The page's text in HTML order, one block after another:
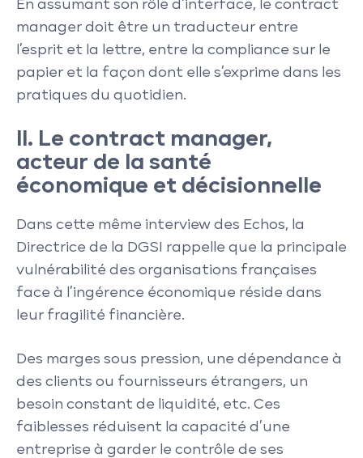
En assumant son rôle d’interface, le contract
manager doit être un traducteur entre
l’esprit et la lettre, entre la compliance sur le
papier et la façon dont elle s’exprime dans les
pratiques du quotidien.
II. Le contract manager,
acteur de la santé
économique et décisionnelle
Dans cette même interview des Echos, la
Directrice de la DGSI rappelle que la principale
vulnérabilité des organisations françaises
face à l’ingérence économique réside dans
leur fragilité financière.
Des marges sous pression, une dépendance à
des clients ou fournisseurs étrangers, un
besoin constant de liquidité, etc. Ces
faiblesses réduisent la capacité d’une
entreprise à garder le contrôle de ses